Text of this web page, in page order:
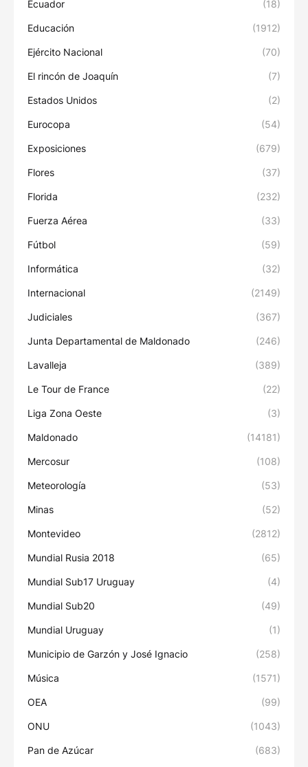
Ecuador (18)
Educación (1912)
Ejército Nacional (70)
El rincón de Joaquín (7)
Estados Unidos (2)
Eurocopa (54)
Exposiciones (679)
Flores (37)
Florida (232)
Fuerza Aérea (33)
Fútbol (59)
Informática (32)
Internacional (2149)
Judiciales (367)
Junta Departamental de Maldonado (246)
Lavalleja (389)
Le Tour de France (22)
Liga Zona Oeste (3)
Maldonado (14181)
Mercosur (108)
Meteorología (53)
Minas (52)
Montevideo (2812)
Mundial Rusia 2018 (65)
Mundial Sub17 Uruguay (4)
Mundial Sub20 (49)
Mundial Uruguay (1)
Municipio de Garzón y José Ignacio (258)
Música (1571)
OEA (99)
ONU (1043)
Pan de Azúcar (683)